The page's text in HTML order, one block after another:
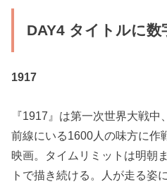
DAY4 タイトルに数
1917
『1917』は第一次世界大戦
前線にいる1600人の味方に作
映画。タイムリミットは明朝
トで描き続ける。人が走る姿